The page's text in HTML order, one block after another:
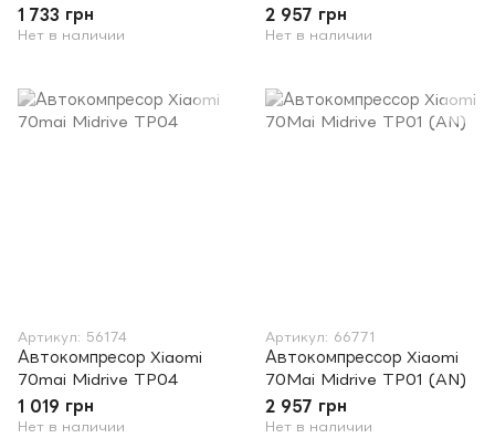
TP03)
1 733 грн
Нет в наличии
2 957 грн
Нет в наличии
Артикул: 56174
Автокомпресор Xiaomi
70mai Midrive TP04
1 019 грн
Нет в наличии
Артикул: 66771
Автокомпрессор Xiaomi
70Mai Midrive TP01 (AN)
2 957 грн
Нет в наличии